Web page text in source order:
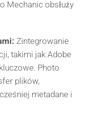
Mechanic obsłuży
Zintegrowanie
takimi jak Adobe
Photo
plików,
metadane i